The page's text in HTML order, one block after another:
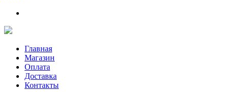
Главная
Магазин
Оплата
Доставка
Контакты